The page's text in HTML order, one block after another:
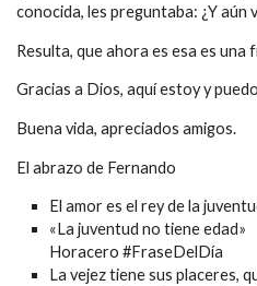
conocida, les preguntaba: ¿Y aún
Resulta, que ahora es esa es una
Gracias a Dios, aquí estoy y
Buena vida, apreciados amigos.
El abrazo de Fernando
El amor es el rey de la
«La juventud no tiene edad»
Horacero #FraseDelDía
La vejez tiene sus placeres,